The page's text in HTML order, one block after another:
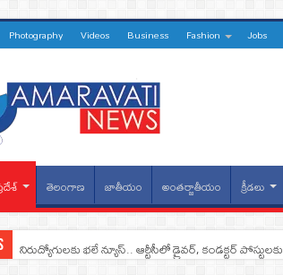
Photography Videos Business Fashion Jobs
తెలంగాణ జాతీయం అంతర్జాతీయం క్రీడలు
నిరుద్యోగులకు భలే న్యూస్.. ఆర్టీసీలో డ్రైవర్, కండక్టర్‌